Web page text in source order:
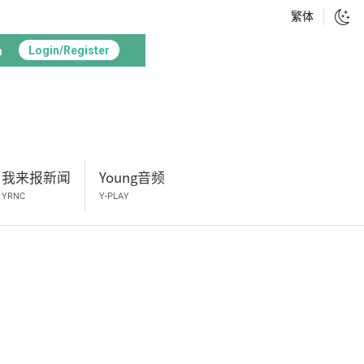
繁体
Login/Register
我来报新闻
YRNC
Young音频
Y-PLAY